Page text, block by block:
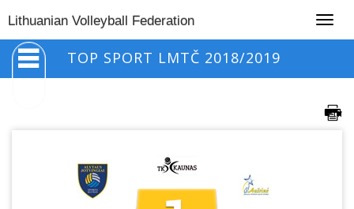
Lithuanian Volleyball Federation
TOP SPORT LMTČ 2018/2019